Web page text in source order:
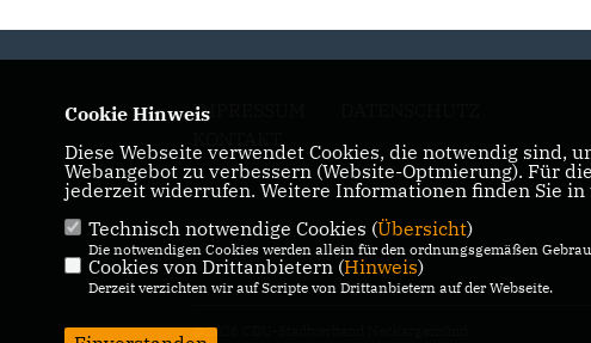
IMPRESSUM
@2026 CDU-Stadtverband Neckargemünd
Cookie Hinweis
Diese Webseite verwendet Cookies, die notwendig sind,
Webangebot zu verbessern (Website-Optmierung). Für
jederzeit widerrufen. Weitere Informationen finden Sie in
Technisch notwendige Cookies (Übersicht)
Die notwendigen Cookies werden allein für den ordnungsgemäßen
Cookies von Drittanbietern (Hinweis)
Derzeit verzichten wir auf Scripte von Drittanbietern auf der Webseite.